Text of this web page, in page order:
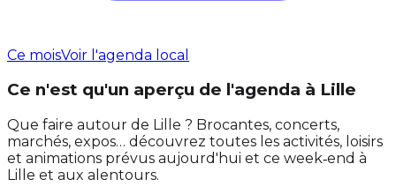
Ce moisVoir l'agenda local
Ce n'est qu'un aperçu de l'agenda à Lille
Que faire autour de Lille ? Brocantes, concerts,
marchés, expos… découvrez toutes les activités, loisirs
et animations prévus aujourd'hui et ce week‑end à
Lille et aux alentours.